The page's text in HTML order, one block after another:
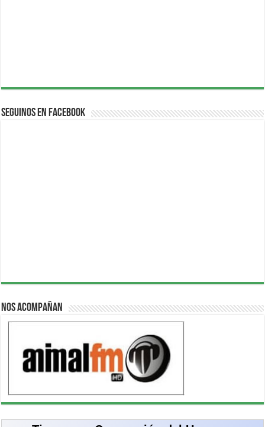
Seguinos en Facebook
Nos acompañan